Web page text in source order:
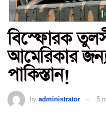
বিস্ফোরক তুলসী
আমেরিকার
পাকিস্তান!
by administrator 5